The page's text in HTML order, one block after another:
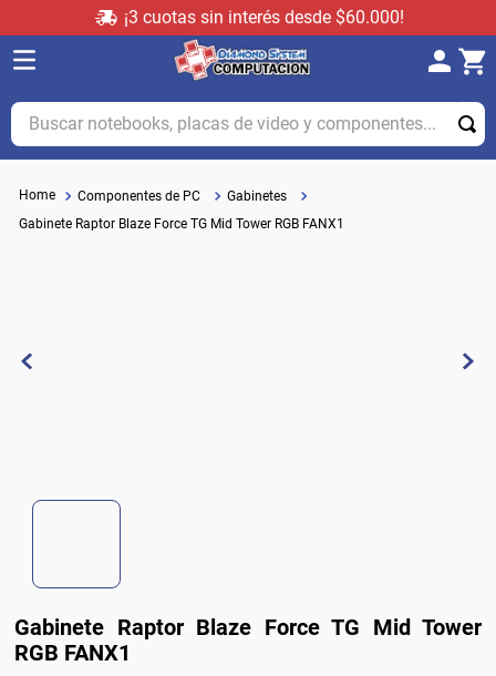
¡3 cuotas sin interés desde $60.000!
Buscar notebooks, placas de video y componentes...
Componentes de PC
Gabinetes
Gabinete Raptor Blaze Force TG Mid Tower RGB FANX1
Gabinete Raptor Blaze Force TG Mid Tower
RGB FANX1